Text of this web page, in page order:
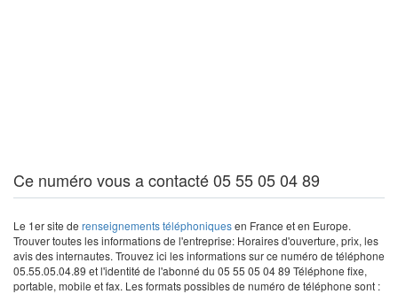
Ce numéro vous a contacté 05 55 05 04 89
Le 1er site de renseignements téléphoniquesen France et en Europe.
Trouver toutes les informations de l'entreprise: Horaires d'ouverture, prix, les
avis des internautes. Trouvez ici les informations sur ce numéro de téléphone
05.55.05.04.89 et l'identité de l'abonné du 05 55 05 04 89 Téléphone fixe,
portable, mobile et fax. Les formats possibles de numéro de téléphone sont :